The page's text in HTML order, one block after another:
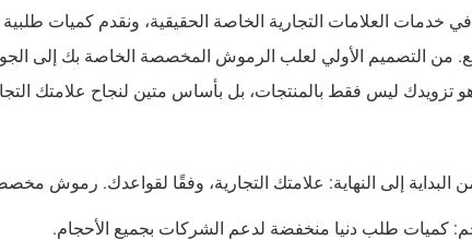
العلامات التجارية الخاصة الحقيقية، ونقدم كميات
من التصميم الأولي لعلب الرموش المخصصة الخاصة بك إلى
هو تزويدك ليس فقط بالمنتجات، بل بأساس متين لنجاح علامتك
إلى النهاية: علامتك التجارية، وفقًا لقواعدك. رموش
كميات طلب دنيا منخفضة لدعم الشركات بجميع الأحجام.